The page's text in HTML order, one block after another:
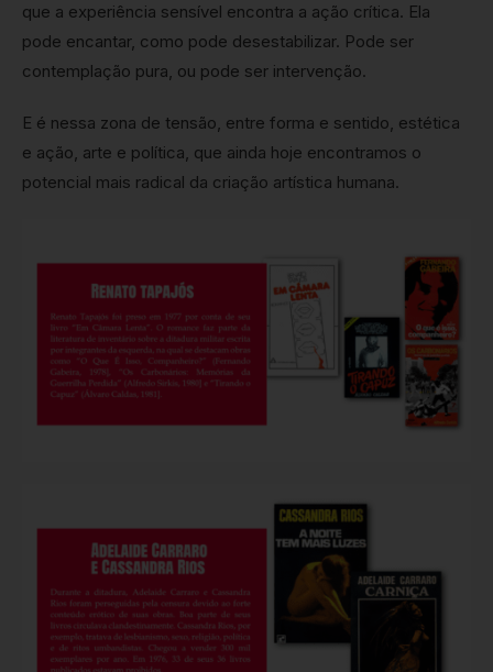
que a experiência sensível encontra a ação crítica. Ela
pode encantar, como pode desestabilizar. Pode ser
contemplação pura, ou pode ser intervenção.
E é nessa zona de tensão, entre forma e sentido, estética
e ação, arte e política, que ainda hoje encontramos o
potencial mais radical da criação artística humana.